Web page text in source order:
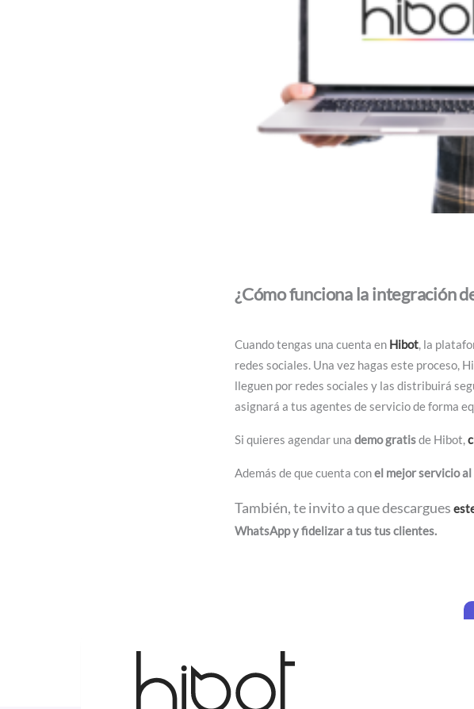
¿Cómo funciona la integración
Cuando tengas una cuenta en Hibot, la
redes sociales. Una vez hagas este proceso,
lleguen por redes sociales y las distribuirá
asignará a tus agentes de servicio de forma
Si quieres agendar una demo gratisde Hibot,
Además de que cuenta conel mejor servicio
También, te invito a que descargues
WhatsApp y fidelizar a tus tus clientes.